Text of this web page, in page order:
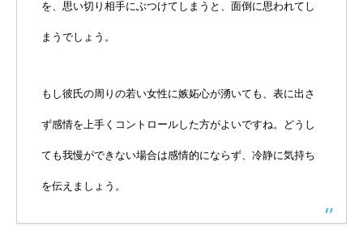
を、思い切り相手にぶつけてしまうと、面倒に思われてし
まうでしょう。
もし彼氏の周りの若い女性に嫉妬心が湧いても、表に出さ
ず感情を上手くコントロールした方がよいですね。どうし
ても我慢ができない場合は感情的にならず、冷静に気持ち
を伝えましょう。